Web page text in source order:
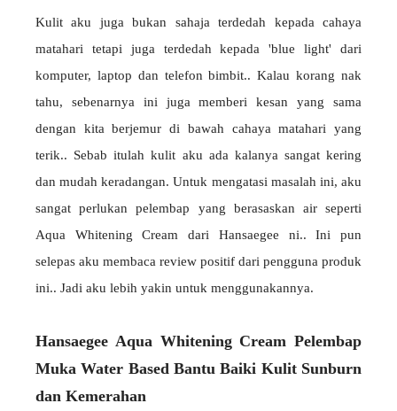
Kulit aku juga bukan sahaja terdedah kepada cahaya
matahari tetapi juga terdedah kepada 'blue light' dari
komputer, laptop dan telefon bimbit.. Kalau korang nak
tahu, sebenarnya ini juga memberi kesan yang sama
dengan kita berjemur di bawah cahaya matahari yang
terik.. Sebab itulah kulit aku ada kalanya sangat kering
dan mudah keradangan. Untuk mengatasi masalah ini, aku
sangat perlukan pelembap yang berasaskan air seperti
Aqua Whitening Cream dari Hansaegee ni.. Ini pun
selepas aku membaca review positif dari pengguna produk
ini.. Jadi aku lebih yakin untuk menggunakannya.
Hansaegee Aqua Whitening Cream Pelembap
Muka Water Based Bantu Baiki Kulit Sunburn
dan Kemerahan